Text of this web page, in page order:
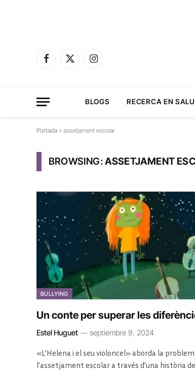
Facebook
X
Instagram
BLOGS RECERCA EN
Portada » assetjament escolar
BROWSING:ASSETJAMENT
BULLYING
Un conte per superar les
Estel Huguet septiembre 9, 2024
«L’Helena i el seu violoncel» aborda la
l’assetjament escolar a través d’una història de